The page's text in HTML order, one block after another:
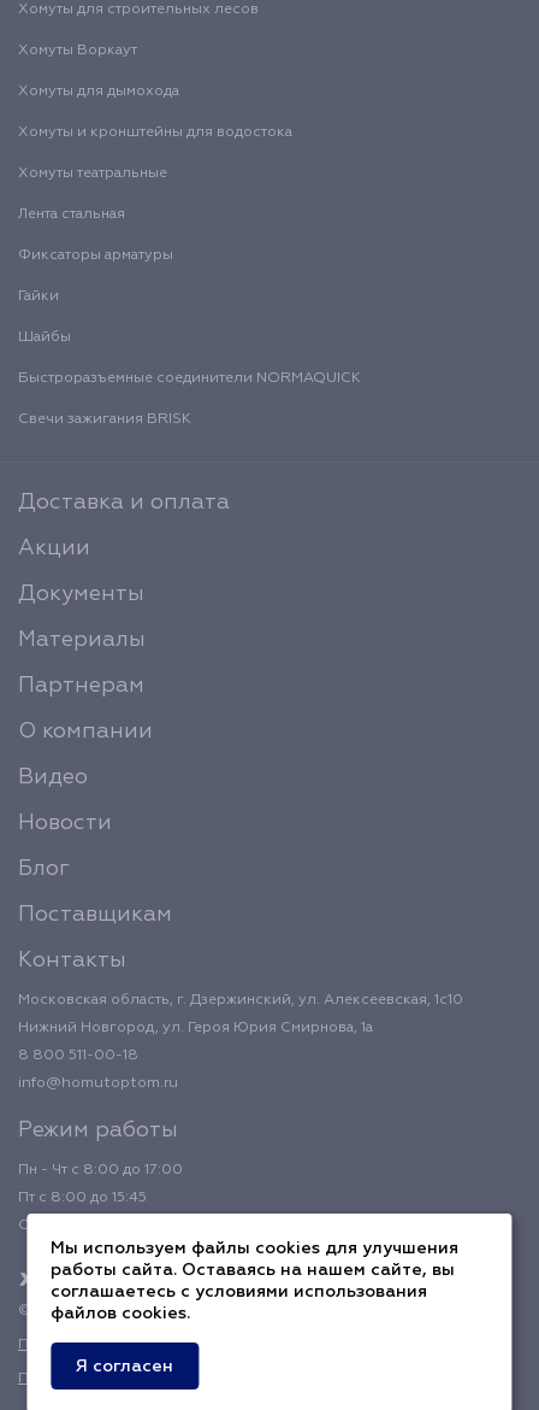
Хомуты для строительных лесов
Хомуты Воркаут
Хомуты для дымохода
Хомуты и кронштейны для водостока
Хомуты театральные
Лента стальная
Фиксаторы арматуры
Гайки
Шайбы
Быстроразъемные соединители NORMAQUICK
Свечи зажигания BRISK
Доставка и оплата
Акции
Документы
Материалы
Партнерам
О компании
Видео
Новости
Блог
Поставщикам
Контакты
Московская область, г. Дзержинский, ул. Алексеевская, 1с10
Нижний Новгород, ул. Героя Юрия Смирнова, 1а
8 800 511-00-18
info@homutoptom.ru
Режим работы
Пн - Чт с 8:00 до 17:00
Пт с 8:00 до 15:45
Обед с 12:00 до 12:45
© 2026 ХомутОптом
Политика конфиденциальности
Публичная оферта
Мы используем файлы cookies для улучшения
работы сайта. Оставаясь на нашем сайте, вы
соглашаетесь с условиями использования
файлов cookies.
Я согласен